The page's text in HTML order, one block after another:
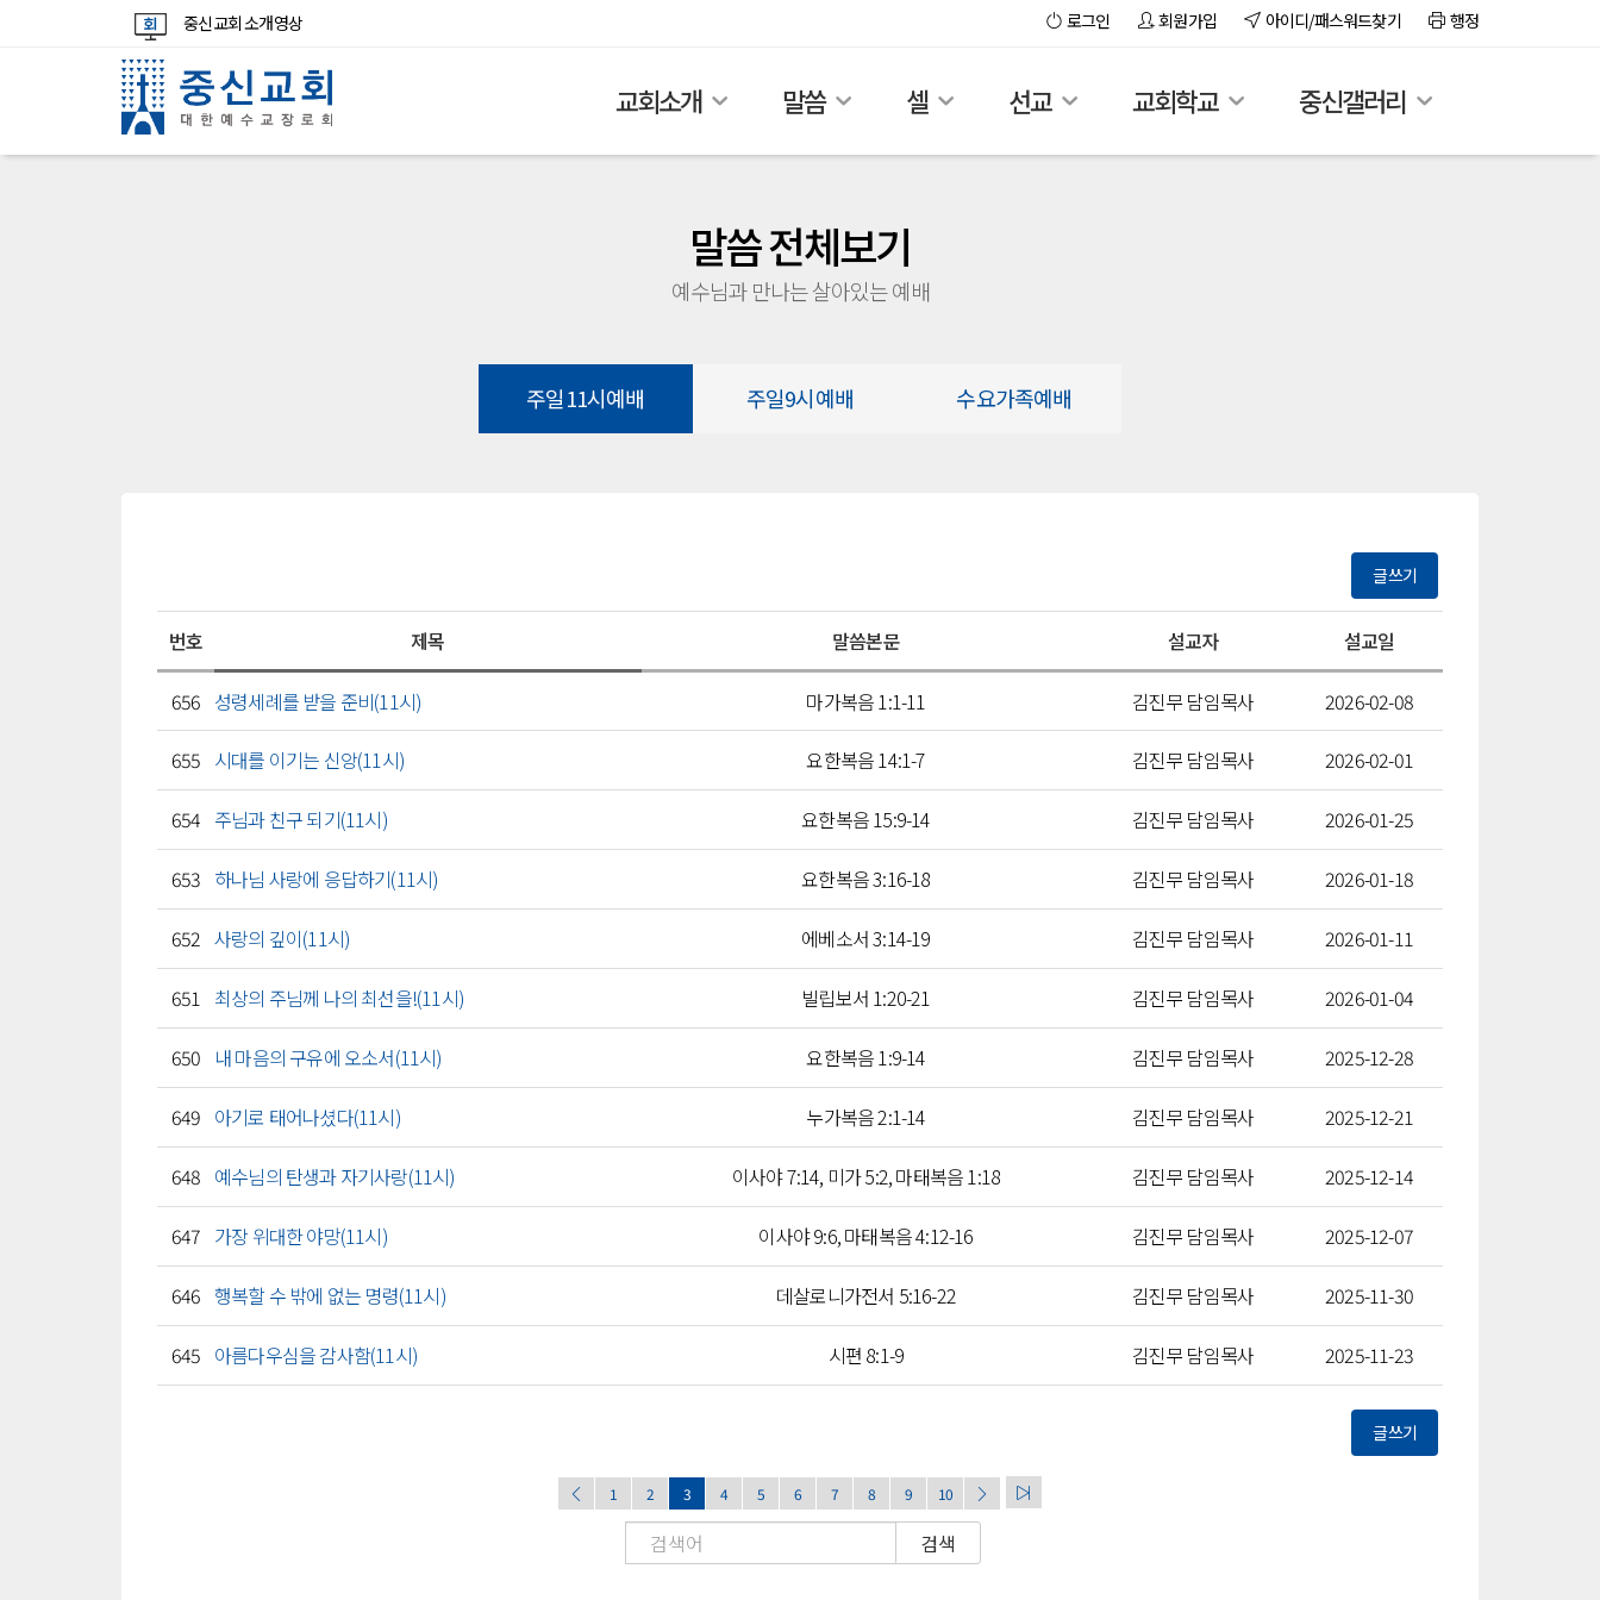
중신교회 소개영상 로그인 회원가입 아이디/패스워드찾기 행정
교회소개 말씀 셀 선교 교회학교 중신갤러리
말씀 전체보기
예수님과 만나는 살아있는 예배
주일11시예배 주일9시예배 수요가족예배
글쓰기
번호 제목 말씀본문 설교자 설교일
656 성령세례를 받을 준비(11시) 마가복음 1:1-11 김진무 담임목사 2026-02-08
655 시대를 이기는 신앙(11시) 요한복음 14:1-7 김진무 담임목사 2026-02-01
654 주님과 친구 되기(11시) 요한복음 15:9-14 김진무 담임목사 2026-01-25
653 하나님 사랑에 응답하기(11시) 요한복음 3:16-18 김진무 담임목사 2026-01-18
652 사랑의 깊이(11시) 에베소서 3:14-19 김진무 담임목사 2026-01-11
651 최상의 주님께 나의 최선을!(11시) 빌립보서 1:20-21 김진무 담임목사 2026-01-04
650 내 마음의 구유에 오소서(11시) 요한복음 1:9-14 김진무 담임목사 2025-12-28
649 아기로 태어나셨다(11시) 누가복음 2:1-14 김진무 담임목사 2025-12-21
648 예수님의 탄생과 자기사랑(11시) 이사야 7:14, 미가 5:2, 마태복음 1:18 김진무 담임목사 2025-12-14
647 가장 위대한 야망(11시) 이사야 9:6, 마태복음 4:12-16 김진무 담임목사 2025-12-07
646 행복할 수 밖에 없는 명령(11시) 데살로니가전서 5:16-22 김진무 담임목사 2025-11-30
645 아름다우심을 감사함(11시) 시편 8:1-9 김진무 담임목사 2025-11-23
글쓰기
1 2 3 4 5 6 7 8 9 10
검색